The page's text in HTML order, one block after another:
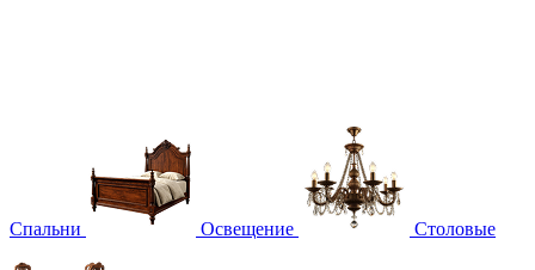
Спальни Освещение Столовые